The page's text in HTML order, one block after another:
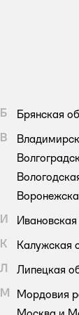
Б Брянская
В
И
К
Калужская
Л
Липецкая
М
Мордовия